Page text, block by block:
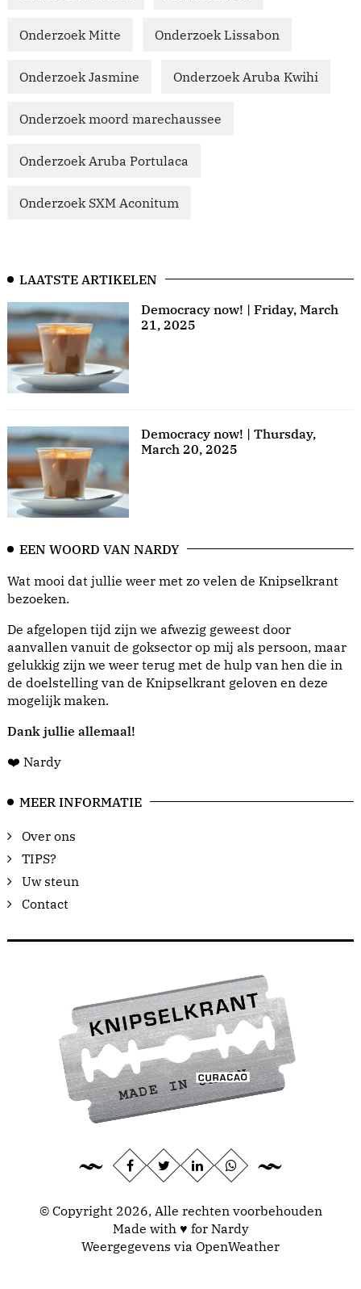
Onderzoek Mitte Onderzoek Lissabon
Onderzoek Jasmine Onderzoek Aruba Kwihi
Onderzoek moord marechaussee
Onderzoek Aruba Portulaca
Onderzoek SXM Aconitum
LAATSTE ARTIKELEN
Democracy now! | Friday, March
21, 2025
Democracy now! | Thursday,
March 20, 2025
EEN WOORD VAN NARDY
Wat mooi dat jullie weer met zo velen de Knipselkrant
bezoeken.
De afgelopen tijd zijn we afwezig geweest door
aanvallen vanuit de goksector op mij als persoon, maar
gelukkig zijn we weer terug met de hulp van hen die in
de doelstelling van de Knipselkrant geloven en deze
mogelijk maken.
Dank jullie allemaal!
❤️ Nardy
MEER INFORMATIE
Over ons
TIPS?
Uw steun
Contact
© Copyright 2026, Alle rechten voorbehouden
Made with ♥ for Nardy
Weergegevens via OpenWeather